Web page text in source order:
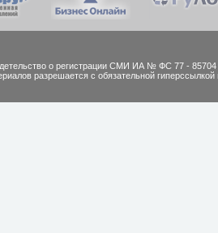
о регистрации СМИ ИА № ФС 77 - 85704
разрешается с обязательной гиперссылкой